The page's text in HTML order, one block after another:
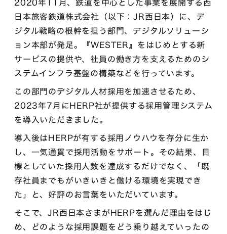
日本旅客鉄道株式会社（以下：JR西日本）に、デ
ジタル戦略の根幹を担う部門、デジタルソリューシ
ョン本部が発足。『WESTER』をはじめとする新
サービスの提供や、社員の働き方を支えるためのシ
ステムインフラ基盤の構築などを行っています。
この部門のデジタル人材採用を加速させるため、
2023年7月にHERP社が提供する採用管理システム
を導入いただきました。
導入後はHERPが有する採用ノウハウを存分に生か
し、一気通貫で採用活動をサポート。その結果、目
標としていた採用人数を達成するだけでなく、「既
存社員までもがいきいきと働ける環境を実現でき
た」と、好評のお言葉をいただいています。
そこで、JR西日本さまがHERPを選んだ理由をはじ
め、どのような採用課題をどう乗り越えていったの